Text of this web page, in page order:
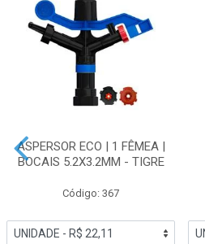
ASPERSOR ECO | 1 FÊMEA |
BOCAIS 5.2X3.2MM - TIGRE
Código: 367